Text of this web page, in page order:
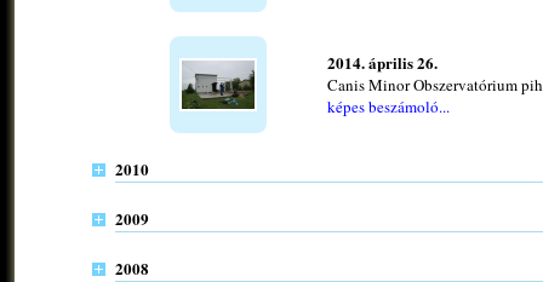
2014. április 26.
Canis Minor Obszervatórium
képes beszámoló...
2010
2009
2008